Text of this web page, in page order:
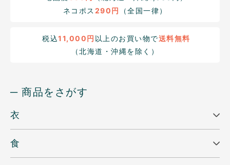
ネコポス 290円 （全国一律）
税込11,000円 以上のお買い物で送料無料
（北海道・沖縄を除く）
─ 商品をさがす
衣
食